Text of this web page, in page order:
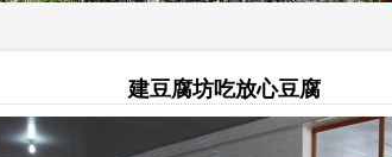
建豆腐坊吃放心豆腐